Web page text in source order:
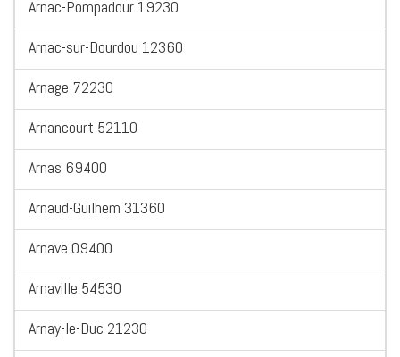
Arnac-Pompadour 19230
Arnac-sur-Dourdou 12360
Arnage 72230
Arnancourt 52110
Arnas 69400
Arnaud-Guilhem 31360
Arnave 09400
Arnaville 54530
Arnay-le-Duc 21230